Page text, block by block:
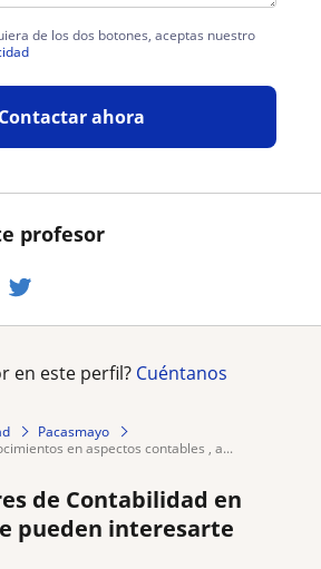
profesor
de los dos botones, aceptas nuestro
Contactar ahora
en este perfil? Cuéntanos
Pacasmayo
en aspectos contables , a...
de Contabilidad en
pueden interesarte